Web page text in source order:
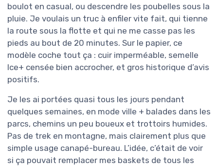
boulot en casual, ou descendre les poubelles sous la
pluie. Je voulais un truc à enfiler vite fait, qui tienne
la route sous la flotte et qui ne me casse pas les
pieds au bout de 20 minutes. Sur le papier, ce
modèle coche tout ça : cuir imperméable, semelle
Ice+ censée bien accrocher, et gros historique d’avis
positifs.
Je les ai portées quasi tous les jours pendant
quelques semaines, en mode ville + balades dans les
parcs, chemins un peu boueux et trottoirs humides.
Pas de trek en montagne, mais clairement plus que
simple usage canapé-bureau. L’idée, c’était de voir
si ça pouvait remplacer mes baskets de tous les